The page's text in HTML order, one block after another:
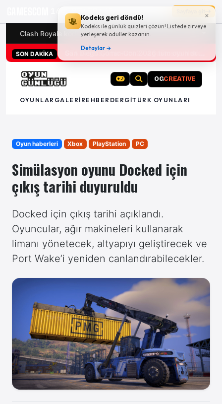
×
Kodeks geri döndü!
Kodeks ile günlük quizleri çözün! Listede zirveye
yerleşerek ödüller kazanın.
Detaylar →
16g 22:50:44
Clash Royale kodları Türk oyunları (PC ve konsollar) -
SON DAKİKA
OGCREATIVE
OYUNLAR GALERI REHBER DERGITÜRK OYUNLARI
Oyun haberleri Xbox PlayStation PC
Simülasyon oyunu Docked için
çıkış tarihi duyuruldu
Docked için çıkış tarihi açıklandı.
Oyuncular, ağır makineleri kullanarak
limanı yönetecek, altyapıyı geliştirecek ve
Port Wake’i yeniden canlandırabilecekler.